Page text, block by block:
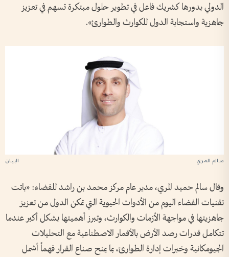
الدولي بدورها كشريك فاعل في تطوير حلول مبتكرة تسهم في تعزيز
جاهزية واستجابة الدول للكوارث والطوارئ».
سالم المري
وقال سالم حميد المري، مدير عام مركز محمد بن راشد للفضاء: «باتت
تقنيات الفضاء اليوم من الأدوات الحيوية التي تمكن الدول من تعزيز
جاهزيتها في مواجهة الأزمات والكوارث، وتبرز أهميتها بشكل أكبر عندما
تتكامل قدرات رصد الأرض بالأقمار الاصطناعية مع التحليلات
الجيومكانية وخبرات إدارة الطوارئ، بما يمنح صناع القرار فهماً أشمل